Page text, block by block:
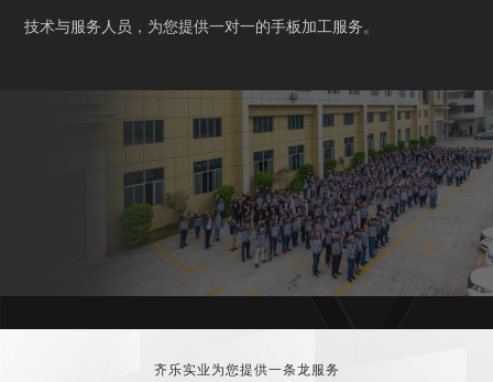
技术与服务人员，为您提供一对一的手板加工服务。
齐乐实业为您提供一条龙服务